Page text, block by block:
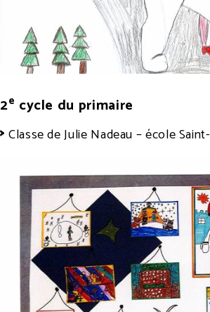
2e cycle du primaire
Classe de Julie Nadeau – école